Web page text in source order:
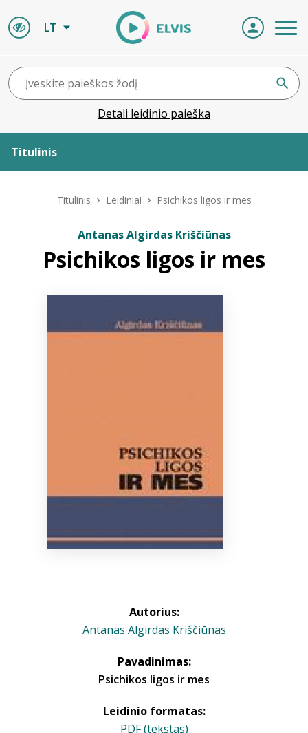
LT
Detali leidinio paieška
Titulinis
ELVIS atvyksta
Titulinis Leidiniai Psichikos ligos ir mes
Antanas Algirdas Kriščiūnas
Psichikos ligos ir mes
Autorius:
Antanas Algirdas Kriščiūnas
Pavadinimas:
Psichikos ligos ir mes
Leidinio formatas:
PDF (tekstas)